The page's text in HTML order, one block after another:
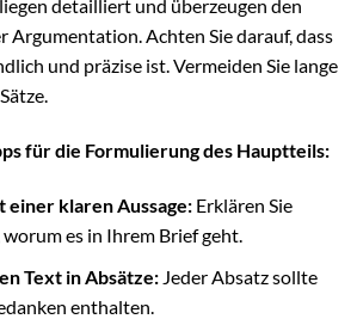
detailliert und überzeugen den
Argumentation. Achten Sie darauf, dass
und präzise ist. Vermeiden Sie lange
für die Formulierung des Hauptteils:
einer klaren Aussage:Erklären Sie
worum es in Ihrem Brief geht.
Text in Absätze:Jeder Absatz sollte
enthalten.